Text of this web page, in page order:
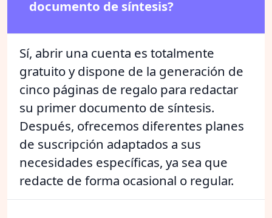
documento de síntesis?
Sí, abrir una cuenta es totalmente
gratuito y dispone de la generación de
cinco páginas de regalo para redactar
su primer documento de síntesis.
Después, ofrecemos diferentes planes
de suscripción adaptados a sus
necesidades específicas, ya sea que
redacte de forma ocasional o regular.